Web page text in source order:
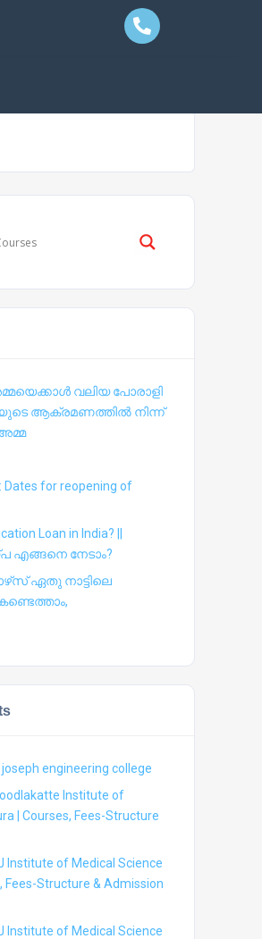
വലിയ പോരാളി
ആക്രമണത്തില്‍ നിന്ന്
Dates for reopening of
Loan in India? ||
എങ്ങനെ നേടാം?
ഏതു നാട്ടിലെ
engineering college
Institute of
| Courses, Fees-Structure
Institute of Medical Science
Fees-Structure & Admission
Institute of Medical Science